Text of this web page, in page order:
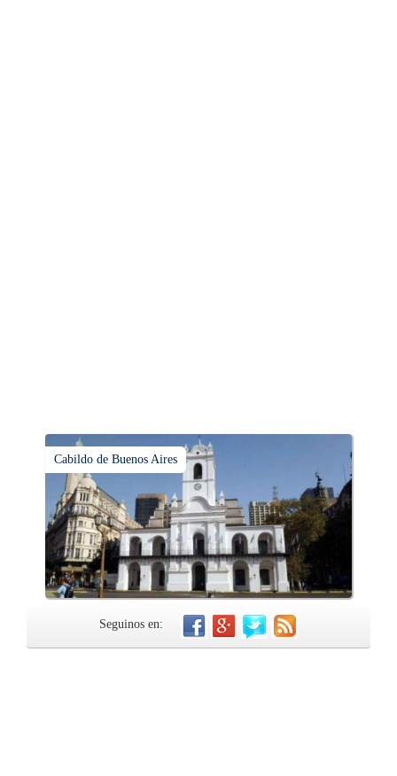
Cabildo de Buenos Aires
Seguinos en: